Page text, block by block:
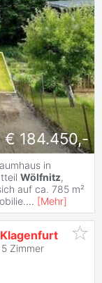
€ 184.450,-
in
Wölfnitz,
auf ca. 785 m²
... [Mehr]
Klagenfurt
5 Zimmer